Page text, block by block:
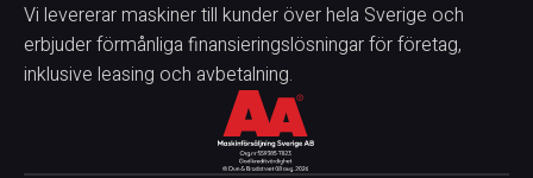
Vi levererar maskiner till kunder över hela Sverige och
erbjuder förmånliga finansieringslösningar för företag,
inklusive leasing och avbetalning.